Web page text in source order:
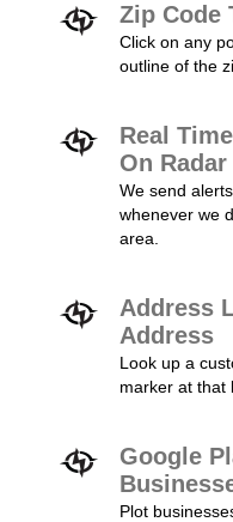
Zip Code
Click on any
outline of the
Real
On Radar
We send
whenever we
area.
Address
Address
Look up a
marker at that
Google
Plot